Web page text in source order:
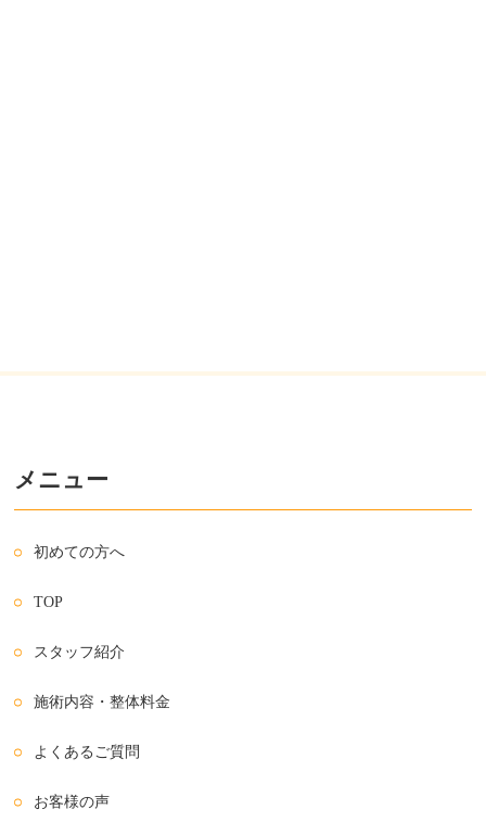
メニュー
初めての方へ
TOP
スタッフ紹介
施術内容・整体料金
よくあるご質問
お客様の声